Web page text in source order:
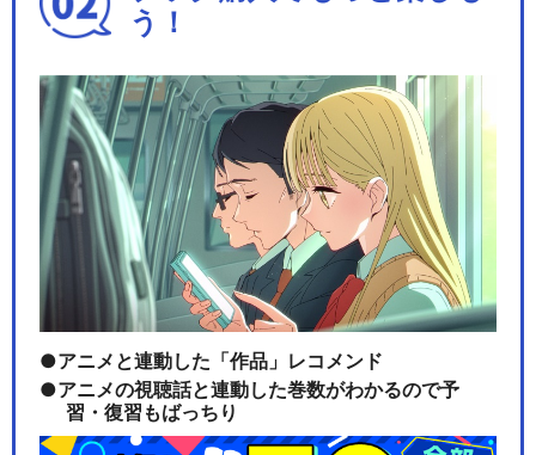
ラブライブ! μ's Go→Go! Lov
eL…
ラブライブ！μ's Final LoveLi
v…
ラブライブ！サンシャイン!!
Aqours F…
う！
アニメと連動した「作品」レコメンド
アニメの視聴話と連動した巻数がわかるので予
習・復習もばっちり